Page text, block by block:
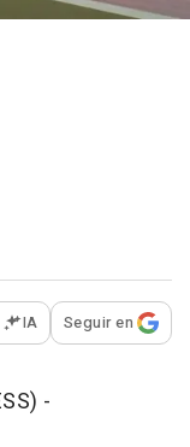
opciones para
IA Seguir en
-